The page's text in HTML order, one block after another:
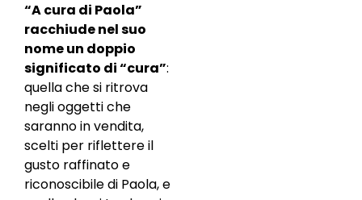
“A cura di Paola”
racchiude nel suo
nome un doppio
significato di “cura”:
quella che si ritrova
negli oggetti che
saranno in vendita,
scelti per riflettere il
gusto raffinato e
riconoscibile di Paola, e